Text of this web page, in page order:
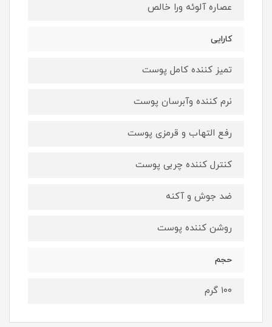
عصاره آلوئه ورا خالص
کارایی
تمیز کننده کامل پوست
نرم کننده و‌آبرسان پوست
رفع التهاب و قرمزی پوست
کنترل کننده چربی پوست
ضد جوش و آکنه
روشن کننده پوست
حجم
۱۰۰ گرم